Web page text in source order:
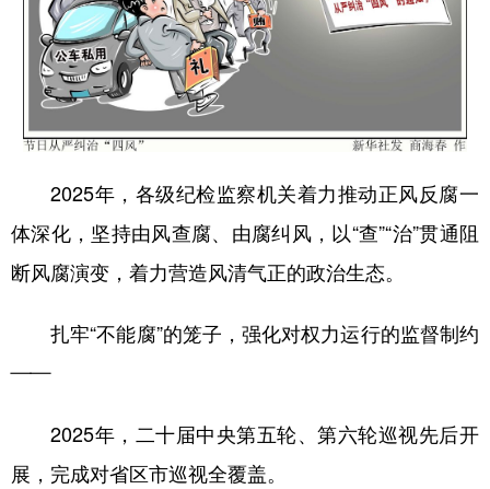
2025年，各级纪检监察机关着力推动正风反腐一
体深化，坚持由风查腐、由腐纠风，以“查”“治”贯通阻
断风腐演变，着力营造风清气正的政治生态。
扎牢“不能腐”的笼子，强化对权力运行的监督制约
——
2025年，二十届中央第五轮、第六轮巡视先后开
展，完成对省区市巡视全覆盖。